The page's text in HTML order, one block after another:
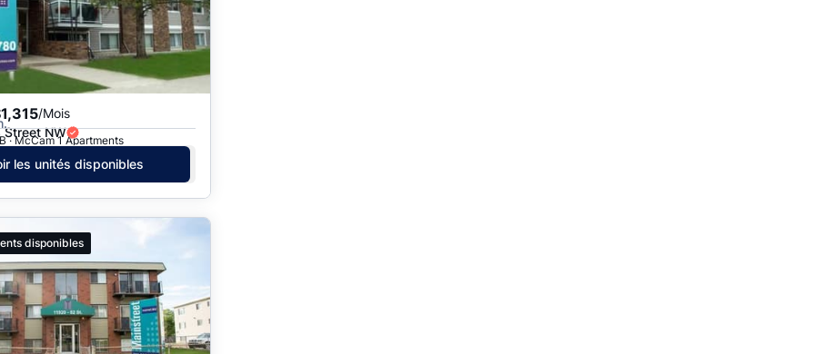
/Mois
NW
· McCam 1 Apartments
les unités disponibles
disponibles